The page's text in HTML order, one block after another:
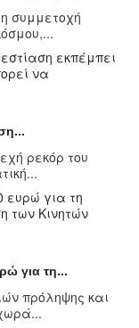
συμμετοχή
ρεκόρ του
για τη...
πρόληψης και